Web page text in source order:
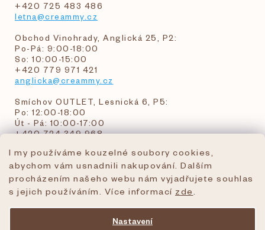
I my používáme kouzelné soubory cookies,
abychom vám usnadnili nakupování. Dalším
procházením našeho webu nám vyjadřujete souhlas
s jejich používáním. Více informací zde
Nastavení
+420 725 483 486
letna@creammy.cz
Obchod Vinohrady, Anglická 25, P2:
Po-Pá: 9:00-18:00
So: 10:00-15:00
+420 779 971 421
anglicka@creammy.cz
Smíchov OUTLET, Lesnická 6, P5:
Po: 12:00-18:00
Út - Pá: 10:00-17:00
+420 724 349 968
objednavky@creammy.cz
tel:+420 724 349 968